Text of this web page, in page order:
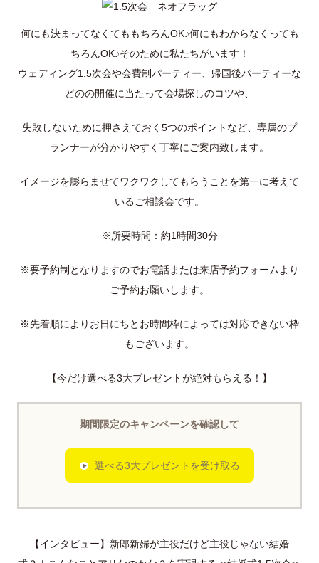
何にも決まってなくてももちろんOK♪何にもわからなくっても
ちろんOK♪そのために私たちがいます！
ウェディング1.5次会や会費制パーティー、帰国後パーティーな
どのの開催に当たって会場探しのコツや、
失敗しないために押さえておく5つのポイントなど、専属のプ
ランナーが分かりやすく丁寧にご案内致します。
イメージを膨らませてワクワクしてもらうことを第一に考えて
いるご相談会です。
※所要時間：約1時間30分
※要予約制となりますのでお電話または来店予約フォームより
ご予約お願いします。
※先着順によりお日にちとお時間枠によっては対応できない枠
もございます。
【今だけ選べる3大プレゼントが絶対もらえる！】
期間限定のキャンペーンを確認して
選べる3大プレゼントを受け取る
【インタビュー】新郎新婦が主役だけど主役じゃない結婚